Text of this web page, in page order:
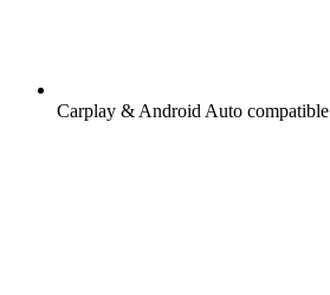
Carplay & Android Auto compatible